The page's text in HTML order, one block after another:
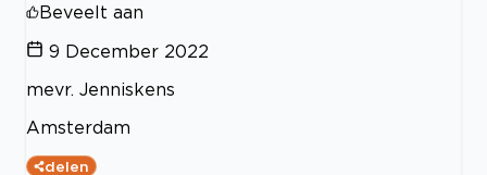
Beveelt aan
9 December 2022
mevr. Jenniskens
Amsterdam
delen